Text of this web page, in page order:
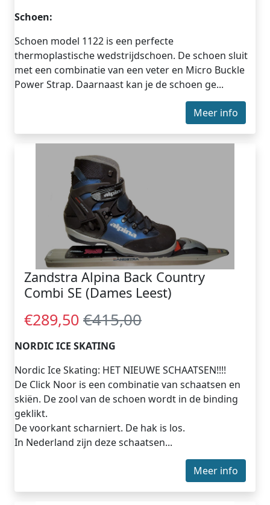
Schoen:
Schoen model 1122 is een perfecte
thermoplastische wedstrijdschoen. De schoen sluit
met een combinatie van een veter en Micro Buckle
Power Strap. Daarnaast kan je de schoen ge...
Meer info
Zandstra Alpina Back Country
Combi SE (Dames Leest)
€289,50 €415,00
NORDIC ICE SKATING
Nordic Ice Skating: HET NIEUWE SCHAATSEN!!!!
De Click Noor is een combinatie van schaatsen en
skiën. De zool van de schoen wordt in de binding
geklikt.
De voorkant scharniert. De hak is los.
In Nederland zijn deze schaatsen...
Meer info